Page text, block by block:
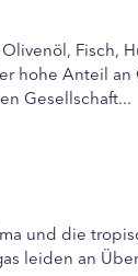
Fisch,
hohe Anteil
Gesellschaft...
und die
leiden an